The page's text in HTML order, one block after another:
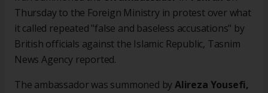
Thursday to the Foreign Ministry in protest over what
it called repeated "false and baseless accusations" by
British officials against the Islamic Republic, Tasnim
News Agency reported.
The ambassador was summoned byAlireza Yousefi,